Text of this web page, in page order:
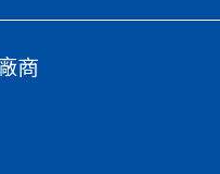
商